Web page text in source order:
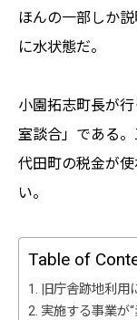
ほんの一部しか
に水状態だ。
小園拓志町長が
室談合」である
代田町の税金が
い。
Table of
旧庁舎跡地利
実施する事業が